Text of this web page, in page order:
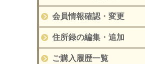
会員情報確認・変更
住所録の編集・追加
ご購入履歴一覧